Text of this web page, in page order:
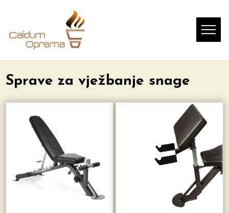
Sprave za vježbanje snage